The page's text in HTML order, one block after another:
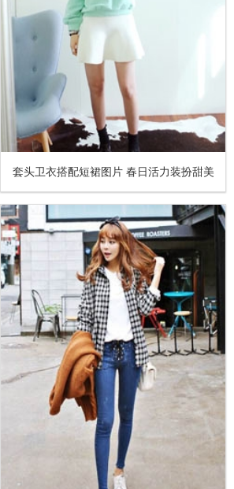
套头卫衣搭配短裙图片 春日活力装扮甜美